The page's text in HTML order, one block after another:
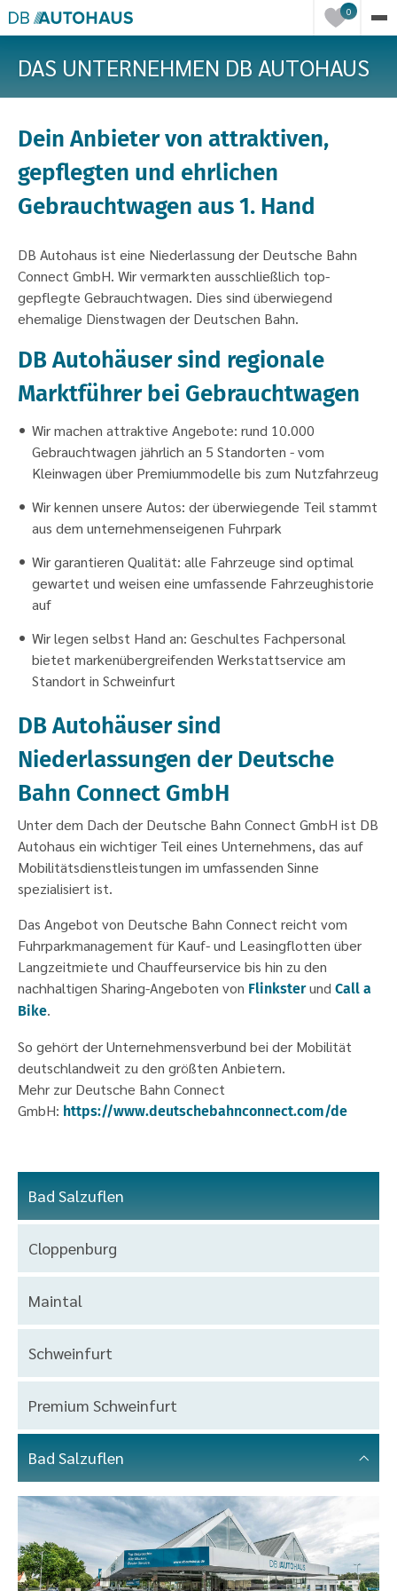
0Einträge
Merkliste
DAS UNTERNEHMEN DB AUTOHAUS
Dein Anbieter von attraktiven,
gepflegten und ehrlichen
Gebrauchtwagen aus 1. Hand
DB Autohaus ist eine Niederlassung der Deutsche Bahn
Connect GmbH. Wir vermarkten ausschließlich top-
gepflegte Gebrauchtwagen. Dies sind überwiegend
ehemalige Dienstwagen der Deutschen Bahn.
DB Autohäuser sind regionale
Marktführer bei Gebrauchtwagen
Wir machen attraktive Angebote: rund 10.000
Gebrauchtwagen jährlich an 5 Standorten - vom
Kleinwagen über Premiummodelle bis zum Nutzfahrzeug
Wir kennen unsere Autos: der überwiegende Teil stammt
aus dem unternehmenseigenen Fuhrpark
Wir garantieren Qualität: alle Fahrzeuge sind optimal
gewartet und weisen eine umfassende Fahrzeughistorie
auf
Wir legen selbst Hand an: Geschultes Fachpersonal
bietet markenübergreifenden Werkstattservice am
Standort in Schweinfurt
DB Autohäuser sind
Niederlassungen der Deutsche
Bahn Connect GmbH
Unter dem Dach der Deutsche Bahn Connect GmbH ist DB
Autohaus ein wichtiger Teil eines Unternehmens, das auf
Mobilitätsdienstleistungen im umfassenden Sinne
spezialisiert ist.
Das Angebot von Deutsche Bahn Connect reicht vom
Fuhrparkmanagement für Kauf- und Leasingflotten über
Langzeitmiete und Chauffeurservice bis hin zu den
nachhaltigen Sharing-Angeboten von Flinksterund Call a
Bike.
So gehört der Unternehmensverbund bei der Mobilität
deutschlandweit zu den größten Anbietern.
Mehr zur Deutsche Bahn Connect
GmbH: https://www.deutschebahnconnect.com/de
Auswahl
Bad Salzuflen
Cloppenburg
Maintal
Schweinfurt
Premium Schweinfurt
Bad Salzuflen